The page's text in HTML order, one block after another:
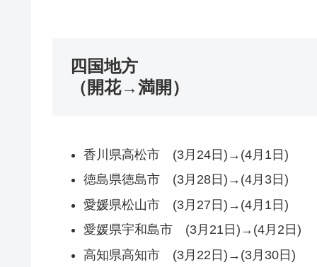
四国地方
（開花→満開）
香川県高松市 (3月24日)→(4月1日)
徳島県徳島市 (3月28日)→(4月3日)
愛媛県松山市 (3月27日)→(4月1日)
愛媛県宇和島市 (3月21日)→(4月2日)
高知県高知市 (3月22日)→(3月30日)